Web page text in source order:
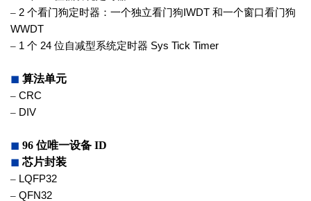
– 2 个看门狗定时器：一个独立看门狗 IWDT 和一个窗口看门狗
WWDT
– 1 个 24 位自减型系统定时器 Sys Tick Timer
◼ 算法单元
– CRC
– DIV
◼ 96 位唯一设备 ID
◼ 芯片封装
– LQFP32
– QFN32